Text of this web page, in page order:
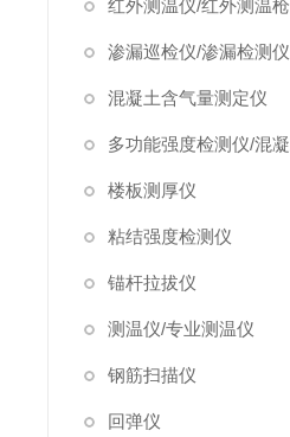
红外测温仪/红外测温枪
渗漏巡检仪/渗漏检测仪
混凝土含气量测定仪
楼板测厚仪
粘结强度检测仪
锚杆拉拔仪
测温仪/专业测温仪
钢筋扫描仪
回弹仪